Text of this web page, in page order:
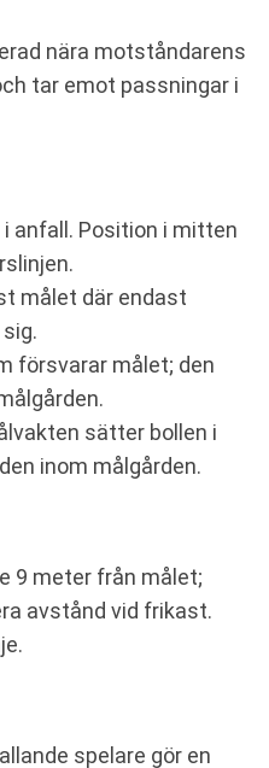
nära motståndarens
tar emot passningar i
anfall. Position i mitten
målet där endast
försvarar målet; den
sätter bollen i
inom målgården.
9 meter från målet;
avstånd vid frikast.
spelare gör en